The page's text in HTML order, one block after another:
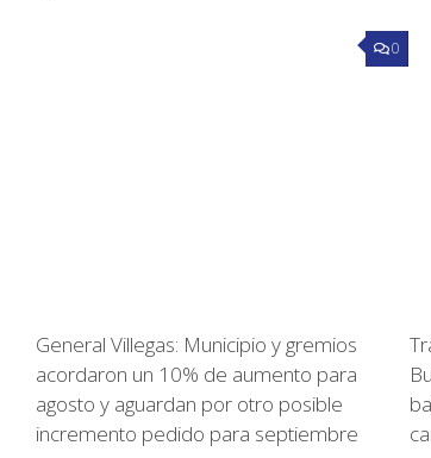
0
General Villegas: Municipio y gremios
acordaron un 10% de aumento para
agosto y aguardan por otro posible
incremento pedido para septiembre